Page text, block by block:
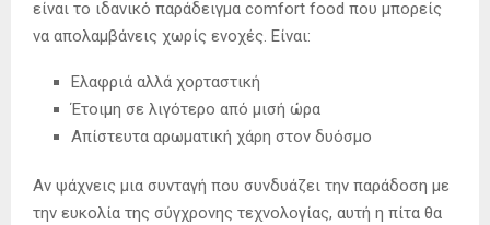
είναι το ιδανικό παράδειγμα comfort food που μπορείς
να απολαμβάνεις χωρίς ενοχές. Είναι:
Ελαφριά αλλά χορταστική
Έτοιμη σε λιγότερο από μισή ώρα
Απίστευτα αρωματική χάρη στον δυόσμο
Αν ψάχνεις μια συνταγή που συνδυάζει την παράδοση με
την ευκολία της σύγχρονης τεχνολογίας, αυτή η πίτα θα